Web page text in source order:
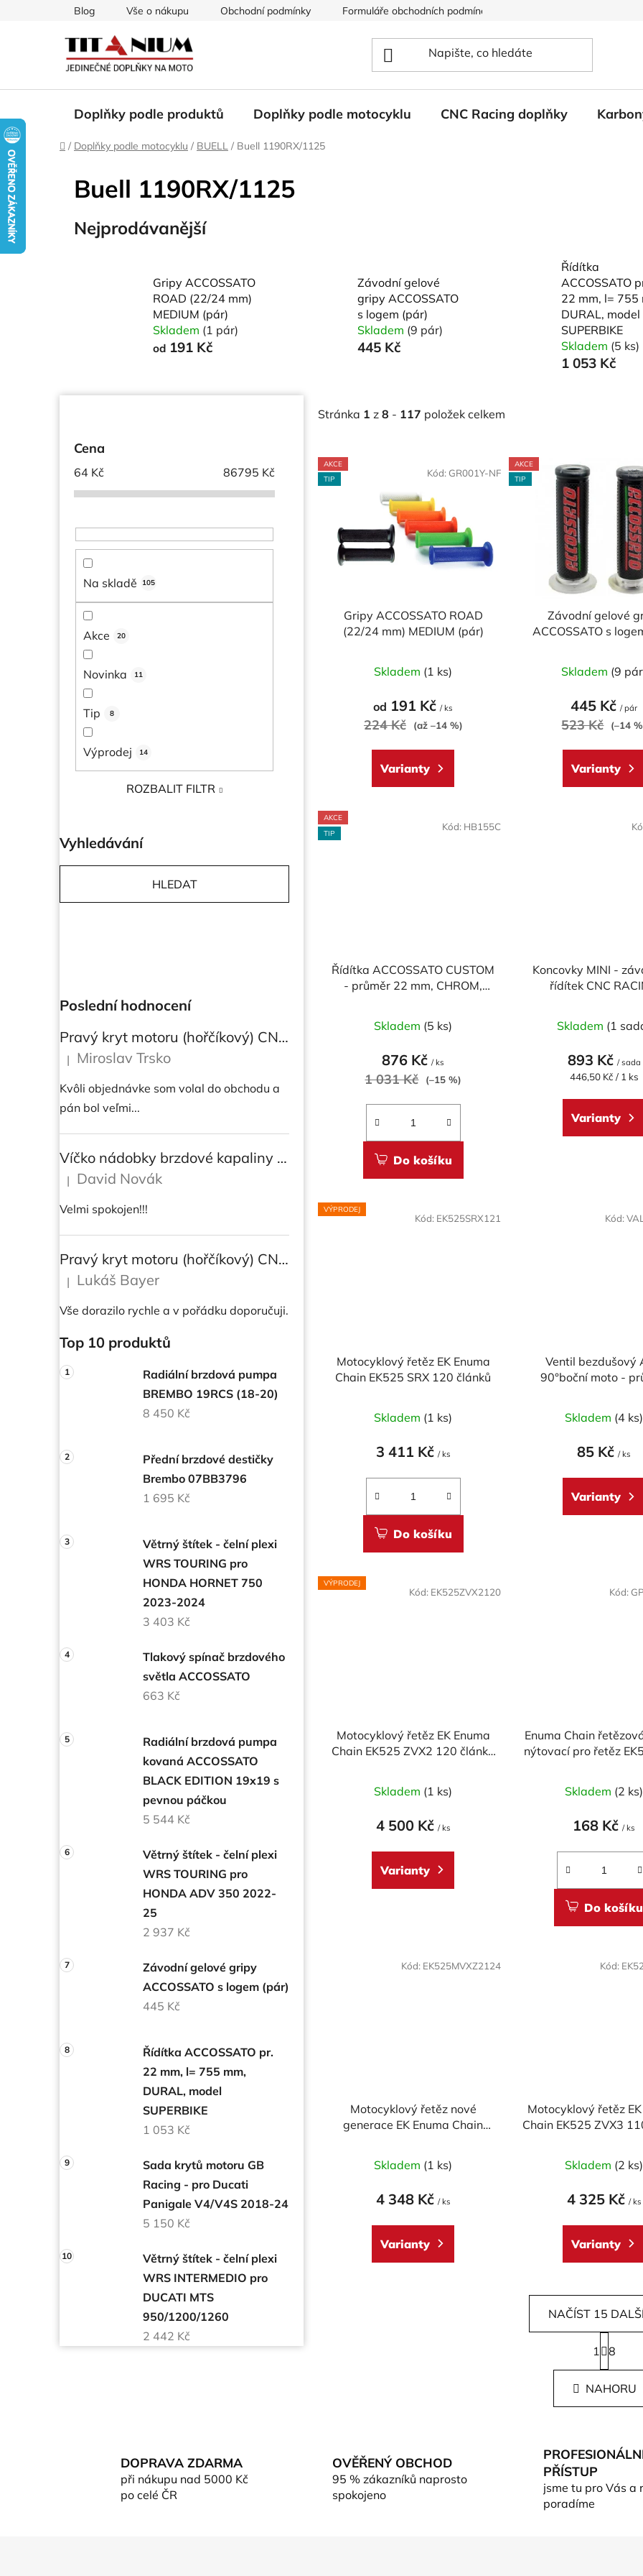
Blog Vše o nákupu Obchodní podmínky Formuláře obchodních podmínek
Doplňky podle produktů Doplňky podle motocyklu CNC Racing doplňky
Domů
/ Doplňky podle motocyklu / BUELL / Buell 1190RX/1125
Buell 1190RX/1125
Nejprodávanější
Gripy ACCOSSATO
ROAD (22/24 mm)
MEDIUM (pár)
Skladem (1 pár)
od 191 Kč
Závodní gelové
gripy ACCOSSATO
s logem (pár)
Skladem (9 pár)
445 Kč
Řídítka
ACCOSSATO
22 mm, l= 755
DURAL, model
SUPERBIKE
Skladem (5 ks)
1 053 Kč
Cena
64 Kč 86795 Kč
Na skladě 105
Akce 20
Novinka 11
Tip 8
Výprodej 14
ROZBALIT FILTR
Vyhledávání
HLEDAT
Poslední hodnocení
Pravý kryt motoru (hořčíkový) CNC RACING pro instalaci transparetního krytu spojky pro Ducati Streetfighter V4/V4S
Hodnocení produktu je 5 z 5 hvězdiček.
| Miroslav Trsko
Kvôli objednávke som volal do obchodu a
pán bol veľmi...
Víčko nádobky brzdové kapaliny CNC Racing - BICOLOR
Hodnocení produktu je 5 z 5 hvězdiček.
| David Novák
Velmi spokojen!!!
Pravý kryt motoru (hořčíkový) CNC RACING pro instalaci transparetního krytu spojky pro DUCATI Multistrada/ Diavel V4/ V4S
Hodnocení produktu je 5 z 5 hvězdiček.
| Lukáš Bayer
Vše dorazilo rychle a v pořádku doporučuji.
Top 10 produktů
Radiální brzdová pumpa
BREMBO 19RCS (18-20)
8 450 Kč
Přední brzdové destičky
Brembo 07BB3796
1 695 Kč
Větrný štítek - čelní plexi
WRS TOURING pro
HONDA HORNET 750
2023-2024
3 403 Kč
Tlakový spínač brzdového
světla ACCOSSATO
663 Kč
Radiální brzdová pumpa
kovaná ACCOSSATO
BLACK EDITION 19x19 s
pevnou páčkou
5 544 Kč
Větrný štítek - čelní plexi
WRS TOURING pro
HONDA ADV 350 2022-
25
2 937 Kč
Závodní gelové gripy
ACCOSSATO s logem (pár)
445 Kč
Řídítka ACCOSSATO pr.
22 mm, l= 755 mm,
DURAL, model
SUPERBIKE
1 053 Kč
Sada krytů motoru GB
Racing - pro Ducati
Panigale V4/V4S 2018-24
5 150 Kč
Větrný štítek - čelní plexi
WRS INTERMEDIO pro
DUCATI MTS
950/1200/1260
2 442 Kč
Stránka 1 z 8 - 117 položek celkem
V
ý
AKCE
TIP
Gripy ACCOSSATO ROAD
(22/24 mm) MEDIUM (pár)
hodnocení
produktu
5
Skladem (1 ks)
od 191 Kč/ ks
224 Kč (až –14 %)
Varianty
Kód: GR001Y-NF
AKCE
TIP
Závodní gelové
ACCOSSATO s
5
Skladem (9
445 Kč/ pár
523 Kč (–14
Varianty
AKCE
TIP
Řídítka ACCOSSATO CUSTOM
- průměr 22 mm, CHROM,
hodnocení
produktu
je
5
Skladem (5 ks)
876 Kč/ ks
1 031 Kč (–15 %)
Do košíku
Kód: HB155C
Koncovky MINI -
řídítek CNC
Skladem (1
893 Kč / sada
Měrná
446,50 Kč / 1 ks
Varianty
VÝPRODEJ
Motocyklový řetěz EK Enuma
Chain EK525 SRX 120 článků
Skladem (1 ks)
3 411 Kč / ks
Do košíku
Kód: EK525SRX121
Ventil bezdušový
90°boční moto -
Skladem (4 ks)
85 Kč/ ks
Varianty
Kód:
VÝPRODEJ
Motocyklový řetěz EK Enuma
Chain EK525 ZVX2 120 článků
Skladem (1 ks)
4 500 Kč / ks
Varianty
Kód: EK525ZVX2120
Enuma Chain
nýtovací pro řetěz
Skladem (2 ks)
168 Kč/ ks
Do košíku
Kód:
Motocyklový řetěz nové
generace EK Enuma Chain
Skladem (1 ks)
4 348 Kč / ks
Varianty
Kód: EK525MVXZ2124
Motocyklový řetěz
Chain EK525 ZVX3
Skladem (2 ks)
4 325 Kč / ks
Varianty
Kód:
O
v
l
á
c
p
NAČÍST 15
S
t
r
n
k
á
n
1 8
NAHORU
DOPRAVA ZDARMA
při nákupu nad 5000 Kč
po celé ČR
OVĚŘENÝ OBCHOD
95 % zákazníků naprosto
spokojeno
PŘÍSTUP
jsme tu pro Vás a
poradíme